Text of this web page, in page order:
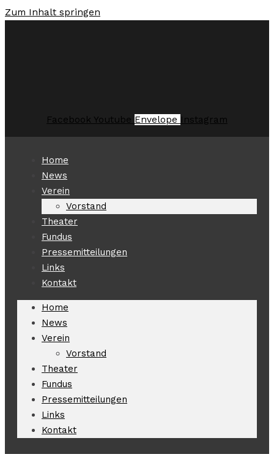
Zum Inhalt springen
Facebook Youtube Envelope Instagram
Home
News
Verein
Vorstand
Theater
Fundus
Pressemitteilungen
Links
Kontakt
Home
News
Verein
Vorstand
Theater
Fundus
Pressemitteilungen
Links
Kontakt